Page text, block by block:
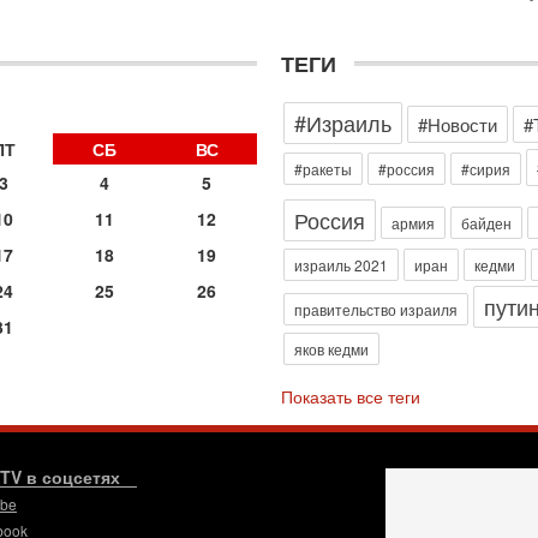
СБ
ВС
3 4
5
11
12
18
19
25
26
ТЕГИ
#Израиль
#Новости
#ракеты #россия #сирия
Россия армия байден
израиль 2021 иран кедми
правительство израиля путин
яков кедми
Показать все теги
в соцсетях